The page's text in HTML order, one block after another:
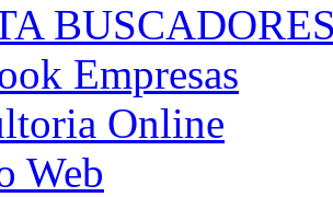
Empresas
Online
Web